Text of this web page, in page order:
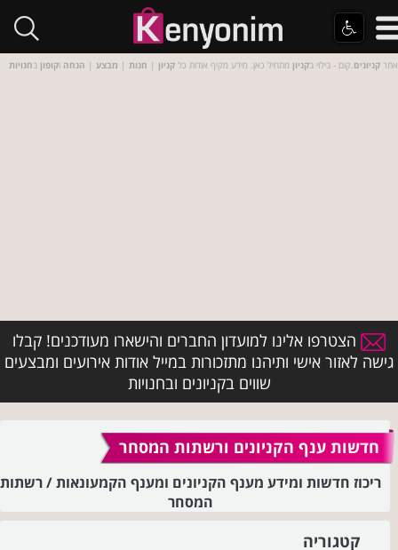
אתר קניונים.קום - בילוי בקניון מתחיל כאן. מידע מקיף אודות כל קניון | חנות | מבצע | הנחה וקופון בחנויות
הצטרפו אלינו למועדון החברים והישארו מעודכנים! קבלו
גישה לאזור אישי ותיהנו מתזכורות במייל אודות אירועים ומבצעים
שווים בקניונים ובחנויות
חדשות ענף הקניונים ורשתות המסחר
ריכוז חדשות ומידע מענף הקניונים ומענף הקמעונאות / רשתות
המסחר
קטגוריה